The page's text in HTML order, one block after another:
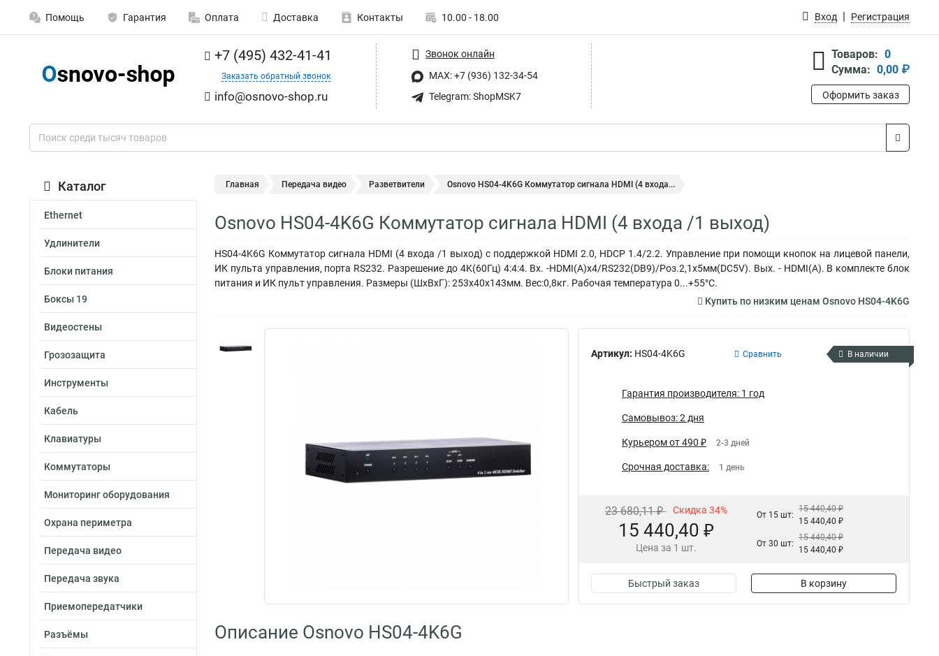
Помощь Гарантия Оплата Доставка Контакты 10.00 - 18.00 Вход Регистрация
+7 (495) 432-41-41
Заказать обратный звонок
info@osnovo-shop.ru
Звонок онлайн
MAX: +7 (936) 132-34-54
Telegram: ShopMSK7
Товаров: 0
Сумма: 0,00 ₽
Оформить заказ
Каталог
Ethernet
Удлинители
Блоки питания
Боксы 19
Видеостены
Грозозащита
Инструменты
Кабель
Клавиатуры
Коммутаторы
Мониторинг оборудования
Охрана периметра
Передача видео
Передача звука
Приемопередатчики
Разъёмы
Главная Передача видео Разветвители Osnovo HS04-4K6G Коммутатор сигнала HDMI (4 входа...
Osnovo HS04-4K6G Коммутатор сигнала HDMI (4 входа /1 выход)
HS04-4K6G Коммутатор сигнала HDMI (4 входа /1 выход) c поддержкой HDMI 2.0, HDCP 1.4/2.2. Управление при помощи кнопок на лицевой панели,
ИК пульта управления, порта RS232. Разрешение до 4K(60Гц) 4:4:4. Вх. -HDMI(A)x4/RS232(DB9)/Роз.2,1х5мм(DC5V). Вых. - HDMI(A). В комплекте блок
питания и ИК пульт управления. Размеры (ШхВхГ): 253х40х143мм. Вес:0,8кг. Рабочая температура 0...+55°C.
Купить по низким ценам Osnovo HS04-4K6G
Артикул: HS04-4K6G Сравнить В наличии
Гарантия производителя: 1 год
Самовывоз: 2 дня
Курьером от 490 ₽ 2-3 дней
Срочная доставка: 1 день
23 680,11 ₽ Скидка 34%
15 440,40 ₽
Цена за 1 шт.
От 15 шт:
15 440,40 ₽
15 440,40 ₽
От 30 шт:
15 440,40 ₽
15 440,40 ₽
Быстрый заказ В корзину
Описание Osnovo HS04-4K6G